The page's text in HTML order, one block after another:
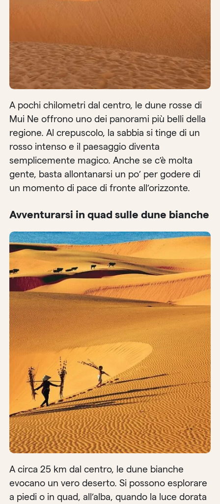
A pochi chilometri dal centro, le dune rosse di
Mui Ne offrono uno dei panorami più belli della
regione. Al crepuscolo, la sabbia si tinge di un
rosso intenso e il paesaggio diventa
semplicemente magico. Anche se c’è molta
gente, basta allontanarsi un po’ per godere di
un momento di pace di fronte all’orizzonte.
Avventurarsi in quad sulle dune bianche
A circa 25 km dal centro, le dune bianche
evocano un vero deserto. Si possono esplorare
a piedi o in quad, all’alba, quando la luce dorata